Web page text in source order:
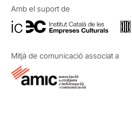
Amb el suport de
Mitjà de comunicació associat a